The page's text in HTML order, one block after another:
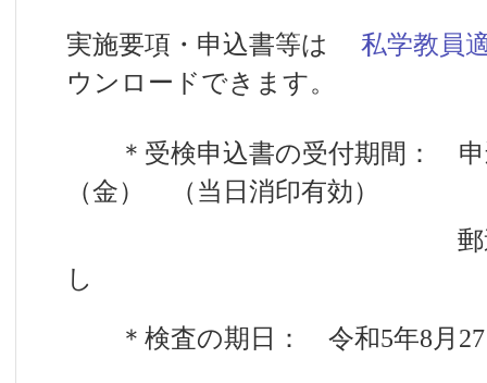
実施要項・申込書等は 私学教員
ウンロードできます。
＊受検申込書の受付期間： 申
（金） （当日消印有効）
郵送にて提出。
し
＊検査の期日： 令和5年8月27